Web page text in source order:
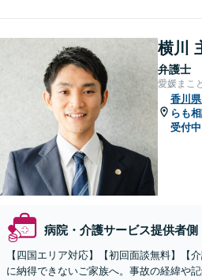
横川
弁護士
愛媛まこ
香川県
らも
受付中
病院・介護サービス提供者側
【四国エリア対応】【初回面談無料】【
に納得できないご家族へ。事故の経緯や